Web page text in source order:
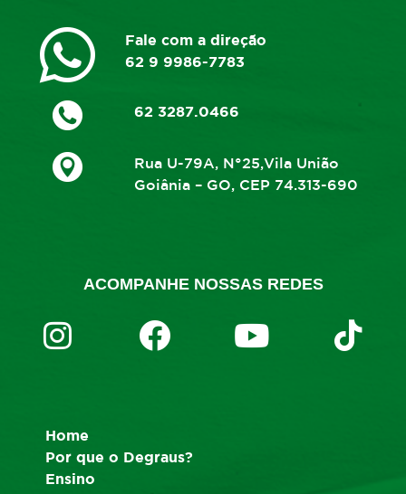
Fale com a direção
62 9 9986-7783
62 3287.0466
Rua U-79A, N°25,Vila União
Goiânia – GO, CEP 74.313-690
ACOMPANHE NOSSAS REDES
Home
Por que o Degraus?
Ensino